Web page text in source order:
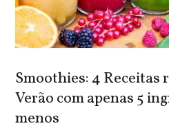
Smoothies: 4 Receitas
Verão com apenas 5
menos